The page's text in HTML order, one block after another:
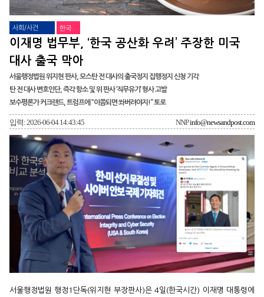
사회/사건 한국
이재명 법무부, ‘한국 공산화 우려’ 주장한 미국
대사 출국 막아
서울행정법원 위지현 판사, 모스탄 전 대사의 출국정지 집행정지 신청 기각
탄 전 대사 변호인단, 즉각 항소 및 위 판사 ‘직무유기’ 형사 고발
보수평론가 커크랜드, 트럼프에 “이쯤되면 쏴버려야지!” 토로
입력: 2026-06-04 14:43:45 NNPinfo@newsandpost.com
서울행정법원 행정1단독(위지현 부장판사)은 4일(한국시간) 이재명 대통령에